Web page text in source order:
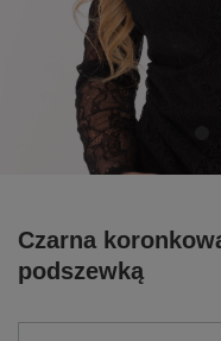
Czarna
podszewką